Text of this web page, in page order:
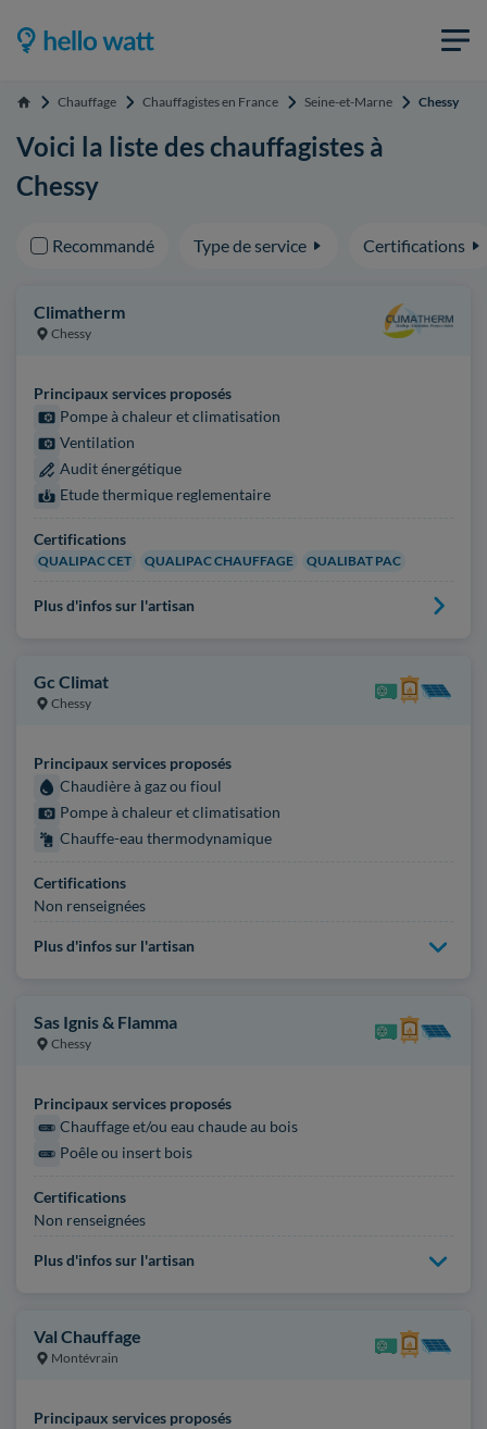
Accueil Chauffage Chauffagistes en France Seine-et-Marne Chessy
Voici la liste des chauffagistes à
Chessy
Recommandé Type de service Certifications
Climatherm
Chessy
Principaux services proposés
Pompe à chaleur et climatisation
Ventilation
Audit énergétique
Etude thermique reglementaire
Certifications
QUALIPAC CET QUALIPAC CHAUFFAGE QUALIBAT PAC
Plus d'infos sur l'artisan
Gc Climat
Chessy
Principaux services proposés
Chaudière à gaz ou fioul
Pompe à chaleur et climatisation
Chauffe-eau thermodynamique
Certifications
Non renseignées
Plus d'infos sur l'artisan
Sas Ignis & Flamma
Chessy
Principaux services proposés
Chauffage et/ou eau chaude au bois
Poêle ou insert bois
Certifications
Non renseignées
Plus d'infos sur l'artisan
Val Chauffage
Montévrain
Principaux services proposés